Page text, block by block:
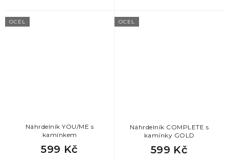
OCEL
Náhrdelník YOU/ME s
kamínkem
599 Kč
OCEL
Náhrdelník COMPLETE s
kamínky GOLD
599 Kč